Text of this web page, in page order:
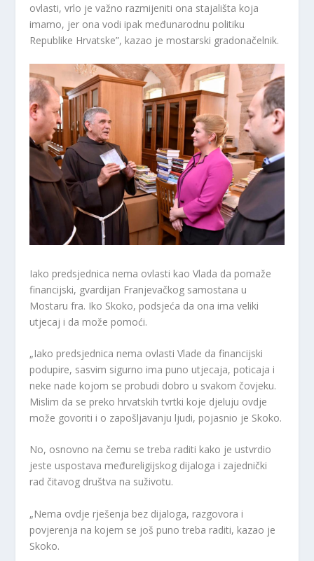
ovlasti, vrlo je važno razmijeniti ona stajališta koja
imamo, jer ona vodi ipak međunarodnu politiku
Republike Hrvatske”, kazao je mostarski gradonačelnik.
Iako predsjednica nema ovlasti kao Vlada da pomaže
financijski, gvardijan Franjevačkog samostana u
Mostaru fra. Iko Skoko, podsjeća da ona ima veliki
utjecaj i da može pomoći.
„Iako predsjednica nema ovlasti Vlade da financijski
podupire, sasvim sigurno ima puno utjecaja, poticaja i
neke nade kojom se probudi dobro u svakom čovjeku.
Mislim da se preko hrvatskih tvrtki koje djeluju ovdje
može govoriti i o zapošljavanju ljudi, pojasnio je Skoko.
No, osnovno na čemu se treba raditi kako je ustvrdio
jeste uspostava međureligijskog dijaloga i zajednički
rad čitavog društva na suživotu.
„Nema ovdje rješenja bez dijaloga, razgovora i
povjerenja na kojem se još puno treba raditi, kazao je
Skoko.